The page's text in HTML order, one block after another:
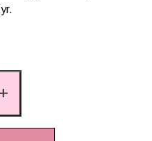
tilbehør, som dækken,
stævnesæt.
+